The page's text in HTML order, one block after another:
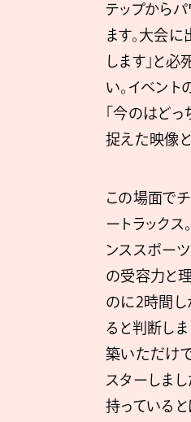
テップから
ます。大会
します」と
い。イベン
「今のはど
捉えた映像と
この場面で
ートラック
ンススポー
の受容力と
のに2時間し
ると判断し
築いただけ
スターしま
持っている